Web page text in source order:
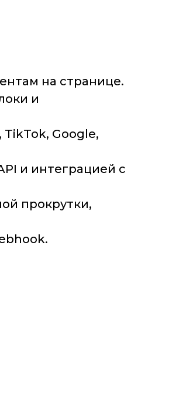
на странице.
и
Google,
и интеграцией с
прокрутки,